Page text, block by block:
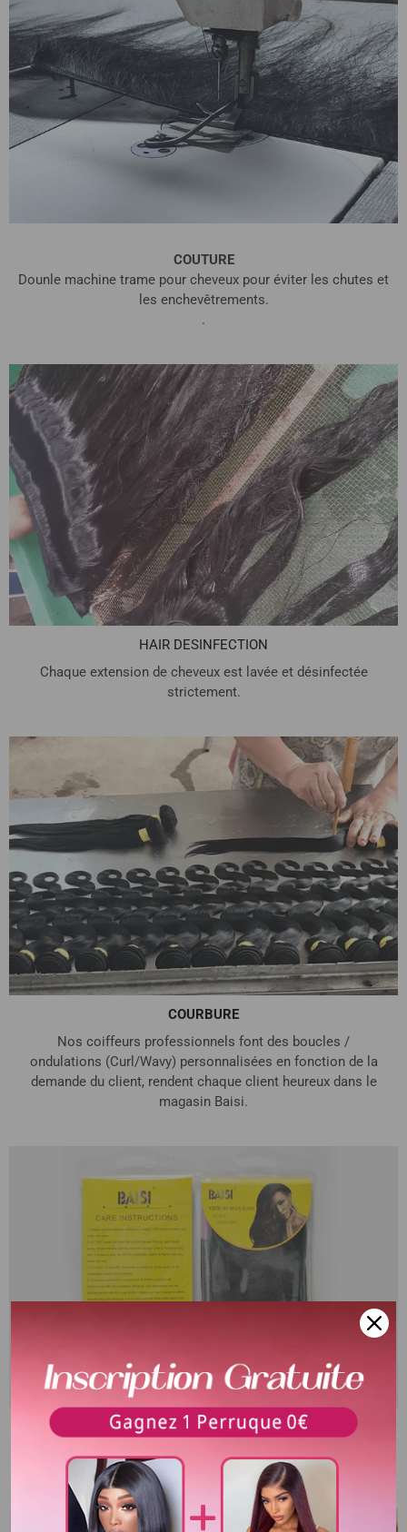
COUTURE
Dounle machine trame pour cheveux pour éviter les chutes et
les enchevêtrements.
.
HAIR DESINFECTION
Chaque extension de cheveux est lavée et désinfectée
strictement.
COURBURE
Nos coiffeurs professionnels font des boucles /
ondulations (Curl/Wavy) personnalisées en fonction de la
demande du client, rendent chaque client heureux dans le
magasin Baisi.
Emballage
uniques avec logo de cheveux Baisi.